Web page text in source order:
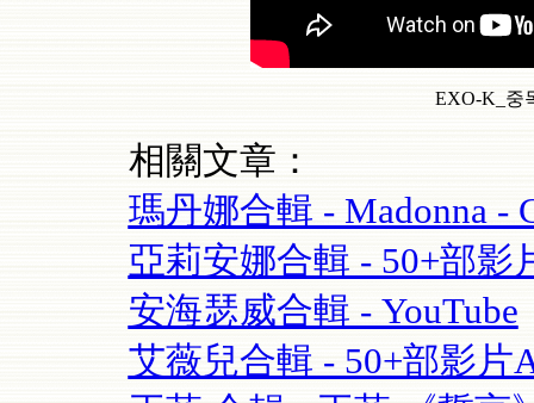
EXO-K_중
相關文章：
瑪丹娜合輯 - Madonna -
亞莉安娜合輯 - 50+部影
安海瑟威合輯 - YouTube
艾薇兒合輯 - 50+部影片